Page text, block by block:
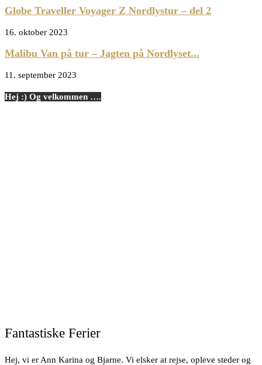
Globe Traveller Voyager Z Nordlystur – del 2
16. oktober 2023
Malibu Van på tur – Jagten på Nordlyset...
11. september 2023
Hej :) Og velkommen ….
Fantastiske Ferier
Hej, vi er Ann Karina og Bjarne. Vi elsker at rejse, opleve steder og